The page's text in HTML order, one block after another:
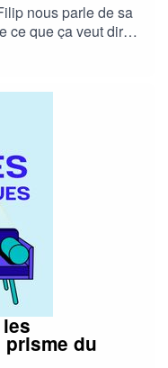
nous parle de sa
ce que ça veut dire
de transition,
chirurgicaux,
à la fois un acte
dans le deuxième
les
de guérison
histoire.Le mail
site internet :
du